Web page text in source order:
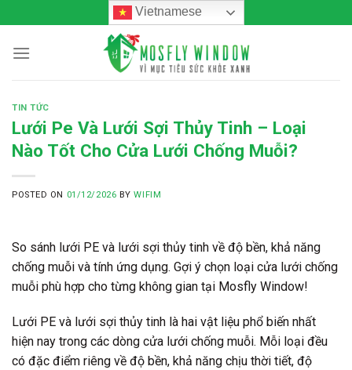
to
content
Vietnamese
TIN TỨC
Lưới Pe Và Lưới Sợi Thủy Tinh – Loại
Nào Tốt Cho Cửa Lưới Chống Muỗi?
POSTED ON 01/12/2026 BYWIFIM
So sánh lưới PE và lưới sợi thủy tinh về độ bền, khả năng
chống muỗi và tính ứng dụng. Gợi ý chọn loại cửa lưới chống
muỗi phù hợp cho từng không gian tại Mosfly Window!
Lưới PE và lưới sợi thủy tinh là hai vật liệu phổ biến nhất
hiện nay trong các dòng cửa lưới chống muỗi. Mỗi loại đều
có đặc điểm riêng về độ bền, khả năng chịu thời tiết, độ